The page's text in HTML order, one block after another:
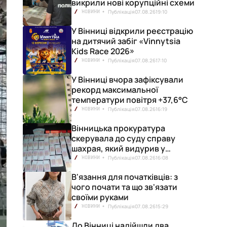
викрили нові корупційні схеми
НОВИНИ Публікація07.08.2619:10
У Вінниці відкрили реєстрацію
на дитячий забіг «Vinnytsia
Kids Race 2026»
НОВИНИ Публікація07.08.2617:10
У Вінниці вчора зафіксували
рекорд максимальної
температури повітря +37,6°С
НОВИНИ Публікація07.08.2616:19
Вінницька прокуратура
скерувала до суду справу
шахрая, який видурив у
вінничанки 154 тисячі гривень
НОВИНИ Публікація07.08.2616:08
В'язання для початківців: з
чого почати та що зв'язати
своїми руками
НОВИНИ Публікація07.08.2615:29